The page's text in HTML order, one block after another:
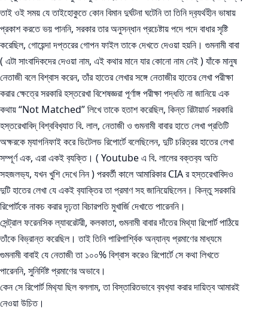
তাই ওই সময় যে তাইহোকুতে কোন বিমান দুর্ঘটনা ঘটেনি তা তিনি দ্ব‍্যর্থহীন ভাষায়
প্রকাশ করতে ভয় পাননি, সরকার তার অনুসন্ধান প্রচেষ্টায় পদে পদে বাধার সৃষ্টি
করেছিল, গোয়েন্দা দপ্তরের গোপন ফাইল তাকে দেখতে দেওয়া হয়নি। গুমনামী বাবা
( এটা সাংবাদিকদের দেওয়া নাম, এই কথার মানে যার কোনো নাম নেই ) যাঁকে মানুষ
নেতাজী বলে বিশ্বাস করেন, তাঁর হাতের লেখার সঙ্গে নেতাজীর হাতের লেখা পরীক্ষা
করার ক্ষেত্রে সরকারি হস্তরেখা বিশেষজ্ঞরা পূর্ণাঙ্গ পরীক্ষা পদ্ধতি না জানিয়ে এক
কথায় “Not Matched” লিখে তাকে হতাশ করেছিল, কিন্ত রিটায়ার্ড সরকারি
হস্তরেখাবিদ্ বিশ্ববিখ‍্যাত বি. লাল, নেতাজী ও গুমনামী বাবার হাতে লেখা প্রতিটি
অক্ষরকে ম‍্যাগনিফাই করে ডিটেলড রিপোর্টে বলেছিলেন, দুটি চরিত্রর হাতের লেখা
সম্পূর্ণ এক, এরা একই ব‍্যক্তি। ( Youtube এ বি. লালের বক্তব‍্য অতি
সহজলভ‍্য, যখন খুশি দেখে নিন ) পরবর্তী কালে আমারিকার CIA র হস্তরেখাবিদও
দুটি হাতের লেখা যে একই ব‍্যাক্তির তা প্রমাণ সহ জানিয়েছিলেন। কিন্তু সরকারি
রিপোর্টকে নাকচ করার দৃঢ়তা বিচারপতি মুখার্জি দেখাতে পারেননি।
সেন্ট্রাল ফরেনসিক ল্যাবরেটরী, কলকাতা, গুমনামী বাবার দাঁতের মিথ্যা রিপোর্ট পাঠিয়ে
তাঁকে বিভ্রান্ত করেছিল। তাই তিনি পারিপার্শ্বিক অন্যান্য প্রমাণের মাধ্যমে
গুমনামী বাবাই যে নেতাজী তা ১০০% বিশ্বাস করেও রিপোর্টে সে কথা লিখতে
পারেননি, সুনির্দিষ্ট প্রমাণের অভাবে।
কেন সে রিপোর্ট মিথ‍্যা ছিল বললাম, তা বিস্তারিতভাবে ব‍্যখ‍্যা করার দায়িত্ব আমারই
নেওয়া উচিত।